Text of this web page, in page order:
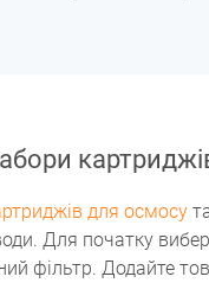
для осмосу
Для початку
фільтр. Додайте